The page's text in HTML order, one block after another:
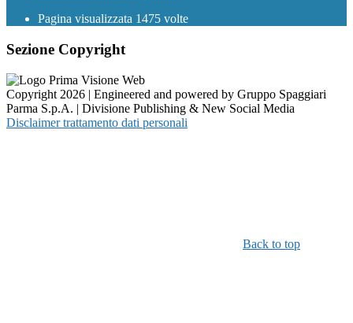
Pagina visualizzata 1475 volte
Sezione Copyright
Copyright 2026 | Engineered and powered by Gruppo Spaggiari
Parma S.p.A. | Divisione Publishing & New Social Media
Disclaimer trattamento dati personali
Back to top